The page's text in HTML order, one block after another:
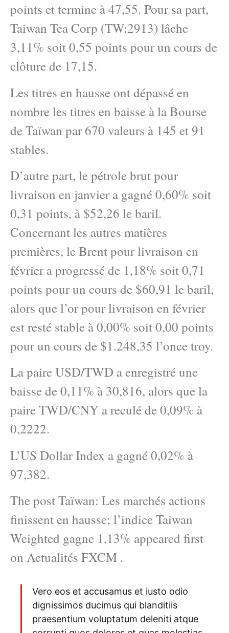
points et termine à 47,55. Pour sa part,
Taiwan Tea Corp (TW:2913) lâche
3,11% soit 0,55 points pour un cours de
clôture de 17,15.
Les titres en hausse ont dépassé en
nombre les titres en baisse à la Bourse
de Taïwan par 670 valeurs à 145 et 91
stables.
D’autre part, le pétrole brut pour
livraison en janvier a gagné 0,60% soit
0,31 points, à $52,26 le baril.
Concernant les autres matières
premières, le Brent pour livraison en
février a progressé de 1,18% soit 0,71
points pour un cours de $60,91 le baril,
alors que l’or pour livraison en février
est resté stable à 0,00% soit 0,00 points
pour un cours de $1.248,35 l’once troy.
La paire USD/TWD a enregistré une
baisse de 0,11% à 30,816, alors que la
paire TWD/CNY a reculé de 0,09% à
0,2222.
L’US Dollar Index a gagné 0,02% à
97,382.
The post Taïwan: Les marchés actions
finissent en hausse; l’indice Taiwan
Weighted gagne 1,13% appeared first
on Actualités FXCM .
Vero eos et accusamus et iusto odio
dignissimos ducimus qui blanditiis
praesentium voluptatum deleniti atque